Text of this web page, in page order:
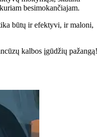
besimokančiajam.
būtų ir efektyvi, ir maloni,
kalbos įgūdžių pažangą!